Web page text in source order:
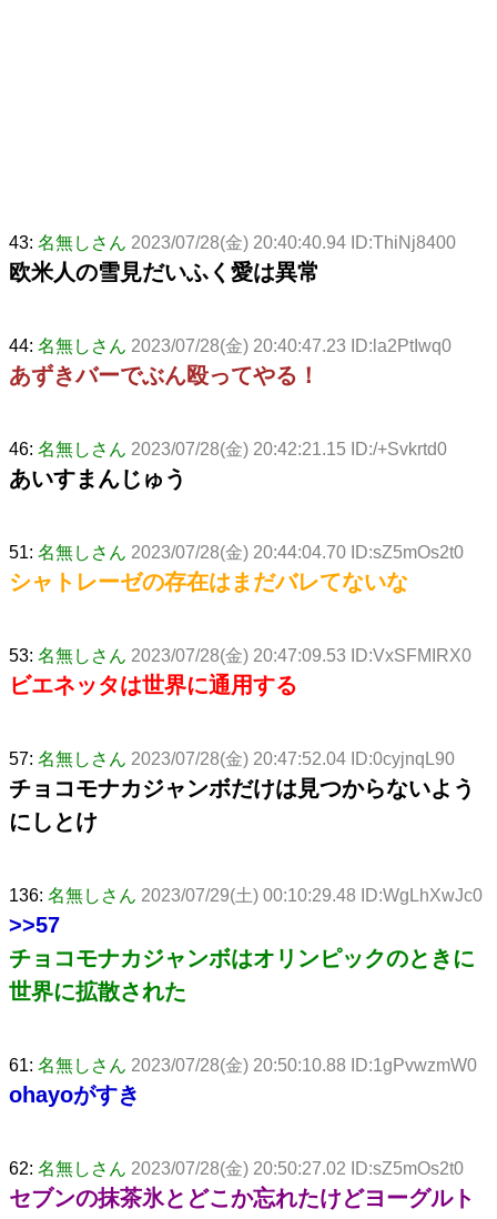
43: 名無しさん 2023/07/28(金) 20:40:40.94 ID:ThiNj8400
欧米人の雪見だいふく愛は異常
44: 名無しさん 2023/07/28(金) 20:40:47.23 ID:la2PtIwq0
あずきバーでぶん殴ってやる！
46: 名無しさん 2023/07/28(金) 20:42:21.15 ID:/+Svkrtd0
あいすまんじゅう
51: 名無しさん 2023/07/28(金) 20:44:04.70 ID:sZ5mOs2t0
シャトレーゼの存在はまだバレてないな
53: 名無しさん 2023/07/28(金) 20:47:09.53 ID:VxSFMIRX0
ビエネッタは世界に通用する
57: 名無しさん 2023/07/28(金) 20:47:52.04 ID:0cyjnqL90
チョコモナカジャンボだけは見つからないよう
にしとけ
136: 名無しさん 2023/07/29(土) 00:10:29.48 ID:WgLhXwJc0
>>57
チョコモナカジャンボはオリンピックのときに
世界に拡散された
61: 名無しさん 2023/07/28(金) 20:50:10.88 ID:1gPvwzmW0
ohayoがすき
62: 名無しさん 2023/07/28(金) 20:50:27.02 ID:sZ5mOs2t0
セブンの抹茶氷とどこか忘れたけどヨーグルト